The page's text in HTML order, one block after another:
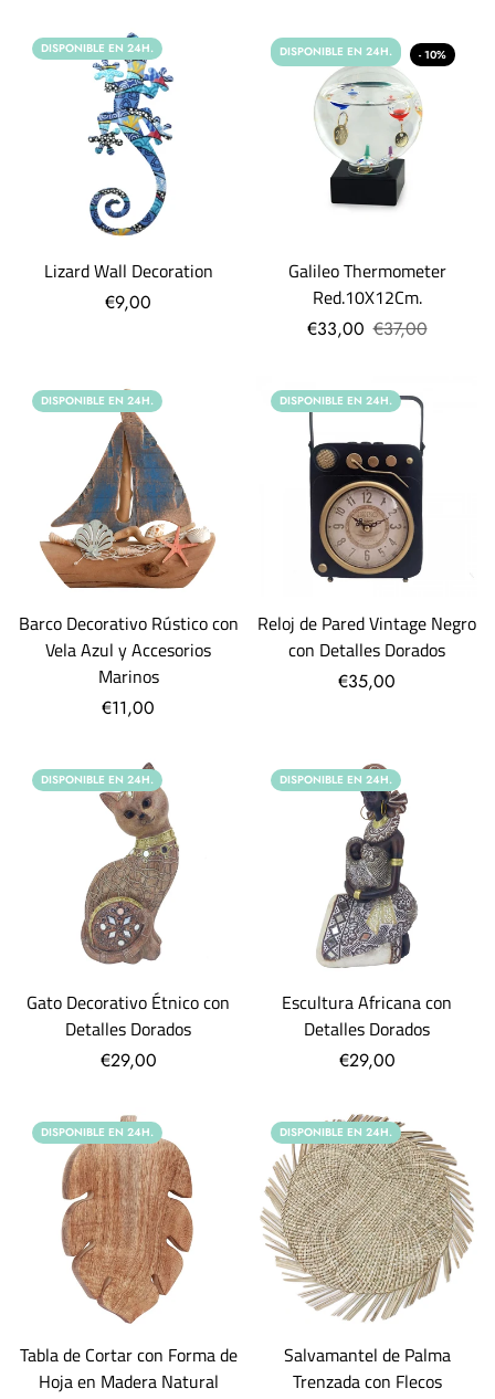
DISPONIBLE EN 24H.
Lizard Wall Decoration
€9,00
DISPONIBLE EN 24H. - 10%
Galileo Thermometer
Red.10X12Cm.
€33,00 €37,00
DISPONIBLE EN 24H.
Barco Decorativo Rústico con
Vela Azul y Accesorios
Marinos
€11,00
DISPONIBLE EN 24H.
Reloj de Pared Vintage Negro
con Detalles Dorados
€35,00
DISPONIBLE EN 24H.
Gato Decorativo Étnico con
Detalles Dorados
€29,00
DISPONIBLE EN 24H.
Escultura Africana con
Detalles Dorados
€29,00
DISPONIBLE EN 24H.
Tabla de Cortar con Forma de
Hoja en Madera Natural
DISPONIBLE EN 24H.
Salvamantel de Palma
Trenzada con Flecos